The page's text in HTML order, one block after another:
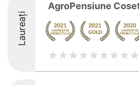
Laureați
AgroPensiune